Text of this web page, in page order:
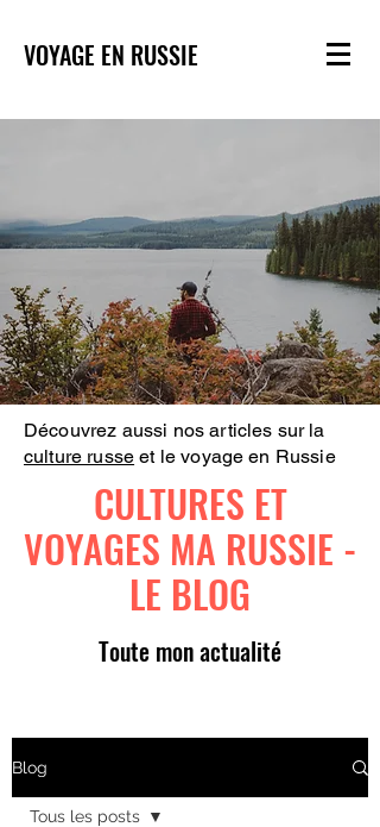
VOYAGE EN RUSSIE
Découvrez aussi nos articles sur la
culture russe et le voyage en Russie
CULTURES ET
VOYAGES MA RUSSIE -
LE BLOG
Toute mon actualité
Blog
Tous les posts